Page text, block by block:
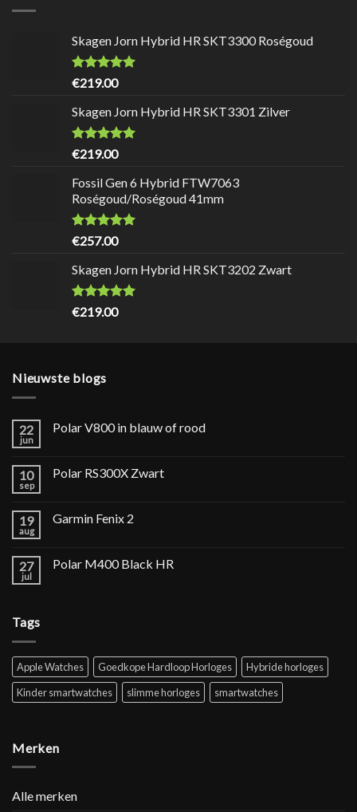
Skagen Jorn Hybrid HR SKT3300 Roségoud
Waardering
€219.00
Skagen Jorn Hybrid HR SKT3301 Zilver
Waardering
€219.00
Fossil Gen 6 Hybrid FTW7063
Roségoud/Roségoud 41mm
Waardering
€257.00
Skagen Jorn Hybrid HR SKT3202 Zwart
Waardering
€219.00
Nieuwste blogs
22
jun
Polar V800 in blauw of rood
10
sep
Polar RS300X Zwart
19
aug
Garmin Fenix 2
27
jul
Polar M400 Black HR
Tags
Apple Watches Goedkope Hardloop Horloges
Hybride horloges
Kinder smartwatches
slimme horloges smartwatches
Merken
Alle merken